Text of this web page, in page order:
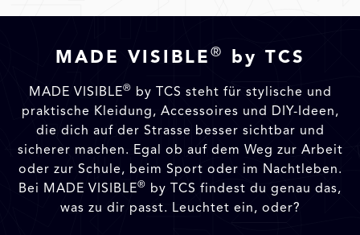
MADE VISIBLE ® by TCS
MADE VISIBLE® by TCS steht für stylische und
praktische Kleidung, Accessoires und DIY-Ideen,
die dich auf der Strasse besser sichtbar und
sicherer machen. Egal ob auf dem Weg zur Arbeit
oder zur Schule, beim Sport oder im Nachtleben.
Bei MADE VISIBLE® by TCS findest du genau das,
was zu dir passt. Leuchtet ein, oder?